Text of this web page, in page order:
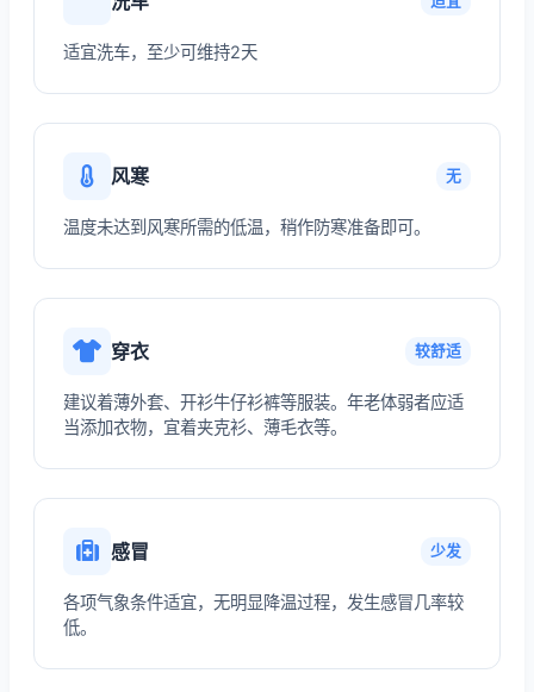
适宜洗车，至少可维持2天
风寒 无
温度未达到风寒所需的低温，稍作防寒准备即可。
穿衣 较舒适
建议着薄外套、开衫牛仔衫裤等服装。年老体弱者应适
当添加衣物，宜着夹克衫、薄毛衣等。
感冒 少发
各项气象条件适宜，无明显降温过程，发生感冒几率较
低。